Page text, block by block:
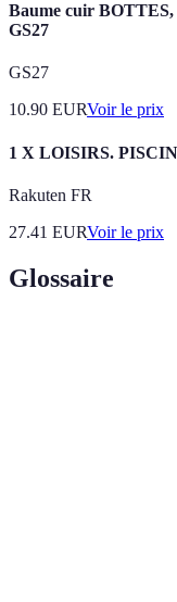
Baume cuir
GS27
GS27
10.90 EURVoir le prix
1 X LOISIRS.
Rakuten FR
27.41 EURVoir le prix
Glossaire